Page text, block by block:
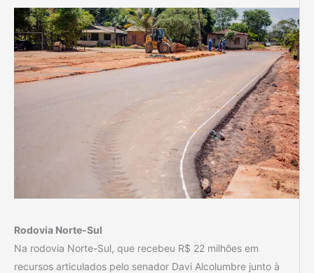
Rodovia Norte-Sul
Na rodovia Norte-Sul, que recebeu R$ 22 milhões em
recursos articulados pelo senador Davi Alcolumbre junto à